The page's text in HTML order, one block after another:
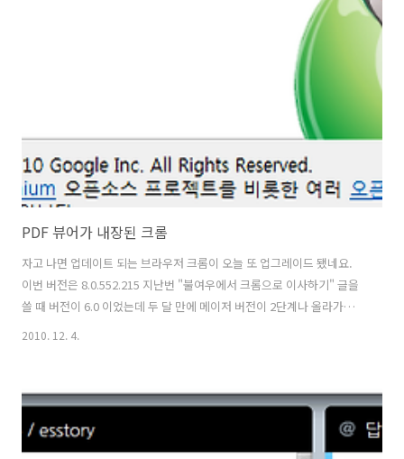
클은 이 기능에서 시작한다. Public 으로 쓴 글들은 거진 트위터와 동일
한 효과를 가지고 특정 그룹에게만 쓴 글은, 해당 그룹 내 사람들만 주고
받을 수 있다. 게다가, 해당 그룹에 글을 쓰면 Google+ 에 가입되지 않은
PDF 뷰어가 내장된 크롬
자고 나면 업데이트 되는 브라우저 크롬이 오늘 또 업그레이드 됐네요.
이번 버전은 8.0.552.215 지난번 "불여우에서 크롬으로 이사하기" 글을
쓸 때 버전이 6.0 이었는데 두 달 만에 메이저 버전이 2단계나 올라가다
니 업그레이드 속도하나는 브라우저 중에 최강이 아닐까요 ^_^ 크롬이
아래 그림은 증권 프로그램에서 PDF 문서 링크를 클릭해서 크롬 브라우
저를 실행한 모습입니다. 웹에 올려진 PDF 를 브라우저에서 아무런 확장
프로그램 없이 바로 보여 줍니다. 우측 하단에 마우스를 가져가면 아래
2010. 12. 4.